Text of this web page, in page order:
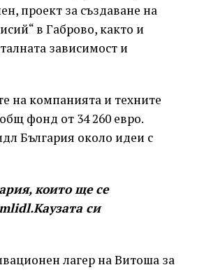
проект за създаване на
в Габрово, както и
зависимост и
на компанията и техните
фонд от 34 260 евро.
България около идеи с
които ще се
си
лагер на Витоша за